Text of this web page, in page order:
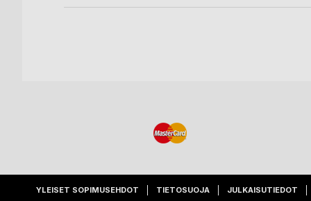
YLEISET SOPIMUSEHDOT TIETOSUOJA JULKAISUTIEDOT